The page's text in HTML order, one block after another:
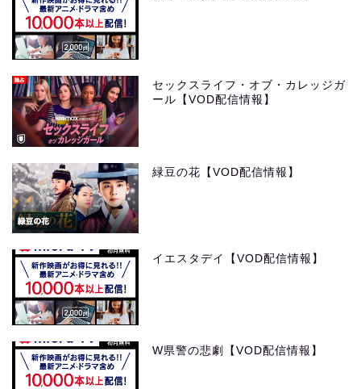
セックスライフ・オブ・カレッジガ
ール【VOD配信情報】
緑豆の花【VOD配信情報】
イエスタデイ【VOD配信情報】
W県警の悲劇【VOD配信情報】